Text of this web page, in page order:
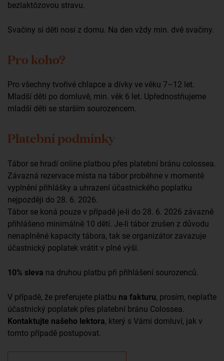
bezlaktózovou stravu.
Svačiny si děti nosí z domu. Na den vždy min. dvě svačiny.
Pro koho?
Pro všechny tvořivé chlapce a dívky ve věku 7–12 let.
Mladší děti po domluvě, min. věk 6 let. Upřednostňujeme
mladší děti se starším sourozencem.
Platební podmínky
Tábor se hradí online platbou přes platební bránu colossea.
Závazná rezervace místa na tábor proběhne v momentě
vyplnění přihlášky a uhrazení účastnického poplatku
nejpozději do 28. 6. 2026.
Tábor se koná pouze v případě je-li do 28. 6. 2026 závazně
přihlášeno minimálně 10 dětí. Je-li tábor zrušen z důvodu
nenaplněné kapacity tábora, tak se organizátor zavazuje
účastnický poplatek vrátit v plné výši.
10% sleva na druhou platbu při přihlášení sourozenců.
V případě, že preferujete platbu na fakturu, prosím, neplaťte
účastnický poplatek přes platební bránu Colossea.
Kontaktujte našeho lektora, který s Vámi domluví, jak v
tomto případě postupovat.